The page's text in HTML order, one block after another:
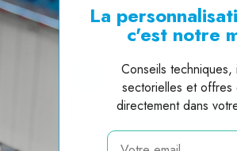
J'ai le temps 3
Ajouter au devis
La
c'est notre
Conseils techniques,
sectorielles et offres
directement dans
email